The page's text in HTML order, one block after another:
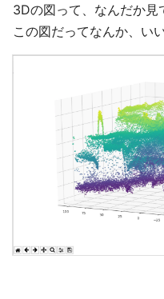
3Dの図って、なんだか見
この図だってなんか、い